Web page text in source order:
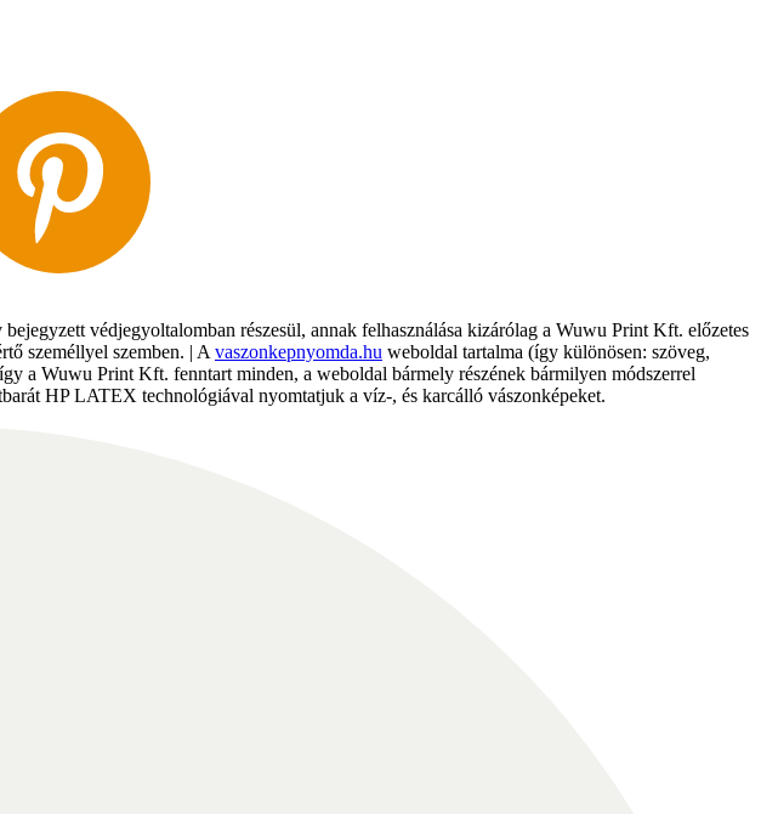
védjegyoltalomban részesül, annak felhasználása kizárólag a Wuwu Print Kft. előzetes
személlyel szemben. | A vaszonkepnyomda.hu weboldal tartalma (így különösen: szöveg,
a Wuwu Print Kft. fenntart minden, a weboldal bármely részének bármilyen módszerrel
HP LATEX technológiával nyomtatjuk a víz-, és karcálló vászonképeket.